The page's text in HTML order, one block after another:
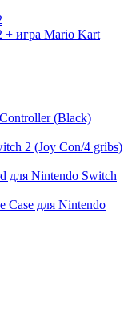
+ игра Mario Kart
(Black)
2 (Joy Con/4 gribs)
для Nintendo Switch
Case для Nintendo